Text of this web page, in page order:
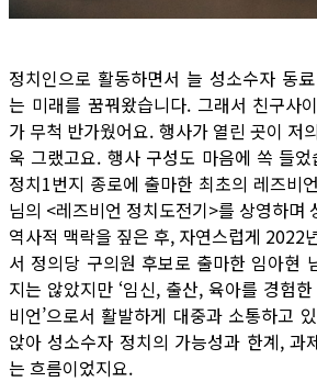
정치인으로 활동하면서 늘 성소수자 동
는 미래를 꿈꿔왔습니다. 그래서 친구사
가 무척 반가웠어요. 행사가 열린 곳이 저
욱 그랬고요. 행사 구성도 마음에 쏙 들
정치1번지 종로에 출마한 최초의 레즈비
님의 <레즈비언 정치도전기>를 상영하며
역사적 맥락을 짚은 후, 자연스럽게 2022
서 정의당 구의원 후보로 출마한 임아현
지는 않았지만 ‘임신, 출산, 육아를 경험
비언’으로서 활발하게 대중과 소통하고
앉아 성소수자 정치의 가능성과 한계, 과
는 흐름이었지요.